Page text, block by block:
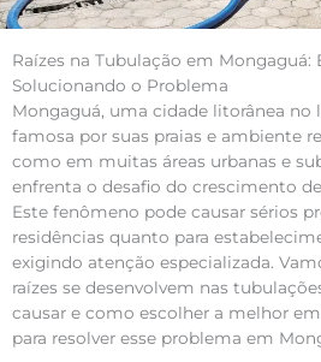
Raízes na Tubulação em Mongaguá:
Solucionando o Problema
Mongaguá, uma cidade litorânea no
famosa por suas praias e ambiente
como em muitas áreas urbanas e
enfrenta o desafio do crescimento
Este fenômeno pode causar sérios
residências quanto para
exigindo atenção especializada.
raízes se desenvolvem nas
causar e como escolher a melhor
para resolver esse problema em